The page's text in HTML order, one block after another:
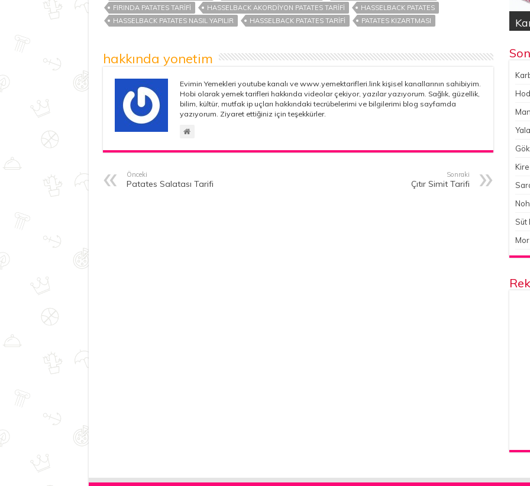
FIRINDA PATATES TARIFI
HASSELBACK AKORDIYON PATATES TARIFI
HASSELBACK PATATES
HASSELBACK PATATES NASIL YAPILIR
HASSELBACK PATATES TARIFI PATATES KIZARTMASI
hakkında yonetim
Evimin Yemekleri youtube kanalı ve www.yemektarifleri.link kişisel kanallarının sahibiyim.
Hobi olarak yemek tarifleri hakkında videolar çekiyor, yazılar yazıyorum. Sağlık, güzellik,
bilim, kültür, mutfak ip uçları hakkındaki tecrübelerimi ve bilgilerimi blog sayfamda
yazıyorum. Ziyaret ettiğiniz için teşekkürler.
Önceki
Patates Salatası Tarifi
Sonraki
Çıtır Simit Tarifi
Süt